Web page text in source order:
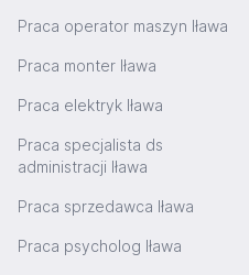
Praca operator maszyn Iława
Praca monter Iława
Praca elektryk Iława
Praca specjalista ds
administracji Iława
Praca sprzedawca Iława
Praca psycholog Iława